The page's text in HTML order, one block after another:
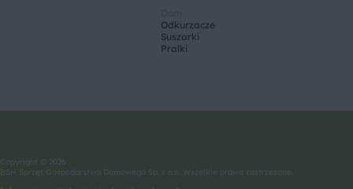
Odkurzacze
Suszarki
Pralki
Copyright © 2026
BSH Sprzęt Gospodarstwa Domowego Sp. z o.o. Wszelkie prawa zastrzeżone.